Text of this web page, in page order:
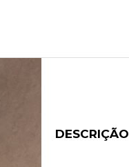
DESCRIÇÃO